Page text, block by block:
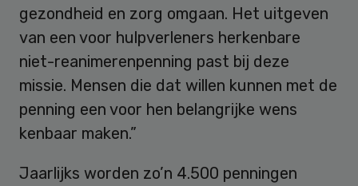
gezondheid en zorg omgaan. Het uitgeven
van een voor hulpverleners herkenbare
niet-reanimerenpenning past bij deze
missie. Mensen die dat willen kunnen met de
penning een voor hen belangrijke wens
kenbaar maken.”
Jaarlijks worden zo’n 4.500 penningen